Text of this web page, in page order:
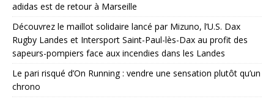
adidas est de retour à Marseille
Découvrez le maillot solidaire lancé par Mizuno, l’U.S. Dax
Rugby Landes et Intersport Saint-Paul-lès-Dax au profit des
sapeurs-pompiers face aux incendies dans les Landes
Le pari risqué d’On Running : vendre une sensation plutôt qu’un
chrono